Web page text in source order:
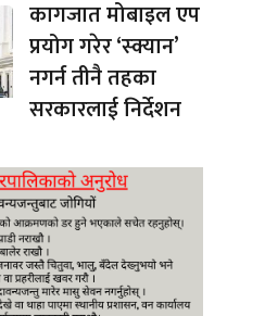
कागजात मोबाइल एप
प्रयोग गरेर ‘स्क्यान’
नगर्न तीनै तहका
सरकारलाई निर्देशन